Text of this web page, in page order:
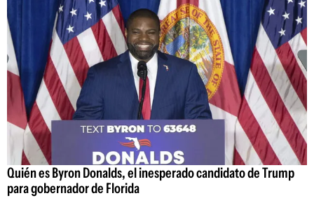
Quién es Byron Donalds, el inesperado candidato de Trump
para gobernador de Florida